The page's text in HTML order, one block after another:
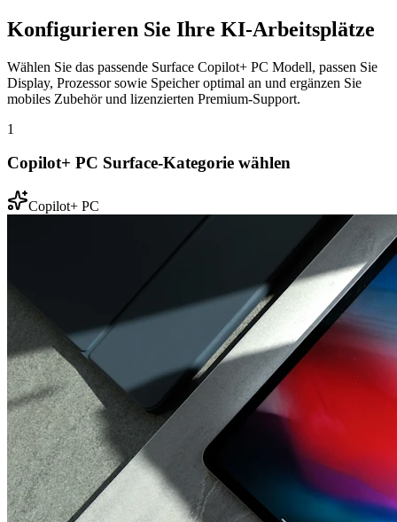
Konfigurieren Sie Ihre KI-Arbeitsplätze
Wählen Sie das passende Surface Copilot+ PC Modell, passen Sie
Display, Prozessor sowie Speicher optimal an und ergänzen Sie
mobiles Zubehör und lizenzierten Premium-Support.
1
Copilot+ PC Surface-Kategorie wählen
Copilot+ PC